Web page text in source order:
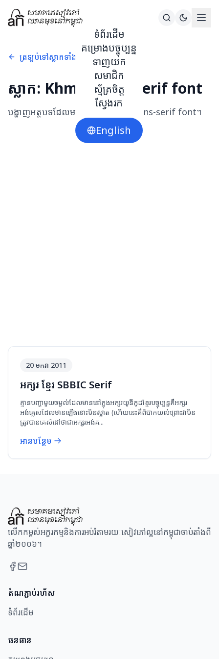
ទំព័រដើម
គម្រោងបច្ចុប្បន្ន
ទាញយក
សមាជិក
ស្ម័គ្រចិត្ត
ស្វែងរក
English
ត្រឡប់ទៅស្លាកទាំងអស់
ស្លាក: Khmer Sans-serif font
បង្ហាញអត្ថបទដែលមានស្លាកKhmer Sans-serif font។
20 មករា 2011
អក្សរ ខ្មែរ SBBIC Serif
គ្មានបញ្ហាមួយចម្ងល់ដែលមាននៅក្នុងអក្សរយូនីកូដខ្មែរបច្ចុប្បន្នគឺអក្សរ
អង់គ្លេសដែលមានឡើងនោះមិនស្អាត (ហើយនេះគឺពិបាកយល់ព្រោះវាមិន
ត្រូវបានគេសំដៅថាជាអក្សរអង់គ...
អានបន្ថែម
លើកកម្ពស់អក្ខរកម្មនិងការអប់រំតាមរយៈសៀវភៅល្អនៅកម្ពុជាចាប់តាំងពី
ឆ្នាំ២០០៦។
តំណភ្ជាប់រហ័ស
ទំព័រដើម
ធនធាន​